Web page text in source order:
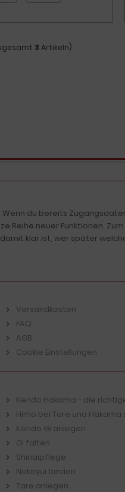
3 Artikeln)
du bereits
Reihe neuer Funktionen.
klar ist, wer später
Versandkosten
FAQ
AGB
Cookie Einstellungen
Kendo Hakama - die
Himo bei Tare und
Kendo Gi anlegen
Gi falten
Shinaipflege
Nakayui binden
Tare anlegen